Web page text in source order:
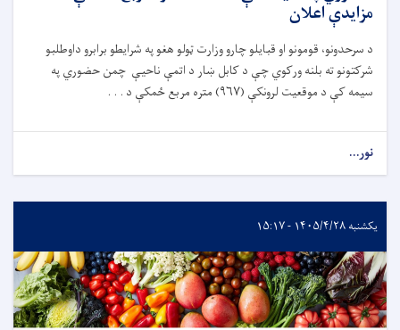
مزایدې اعلان
د سرحدونو، قومونو او قبایلو چارو وزارت ټولو هغو په شرایطو برابرو داوطلبو
شرکتونو ته بلنه ورکوي چې د کابل ښار د اتمې ناحیې چمن حضوري په
سیمه کې د موقعیت لرونکې (۹۶۷) متره مربع ځمکې د . . .
نور...
یکشنبه ۱۴۰۵/۴/۲۸ - ۱۵:۱۷